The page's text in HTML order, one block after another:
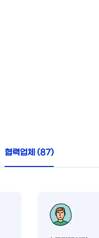
협력업체 (87)